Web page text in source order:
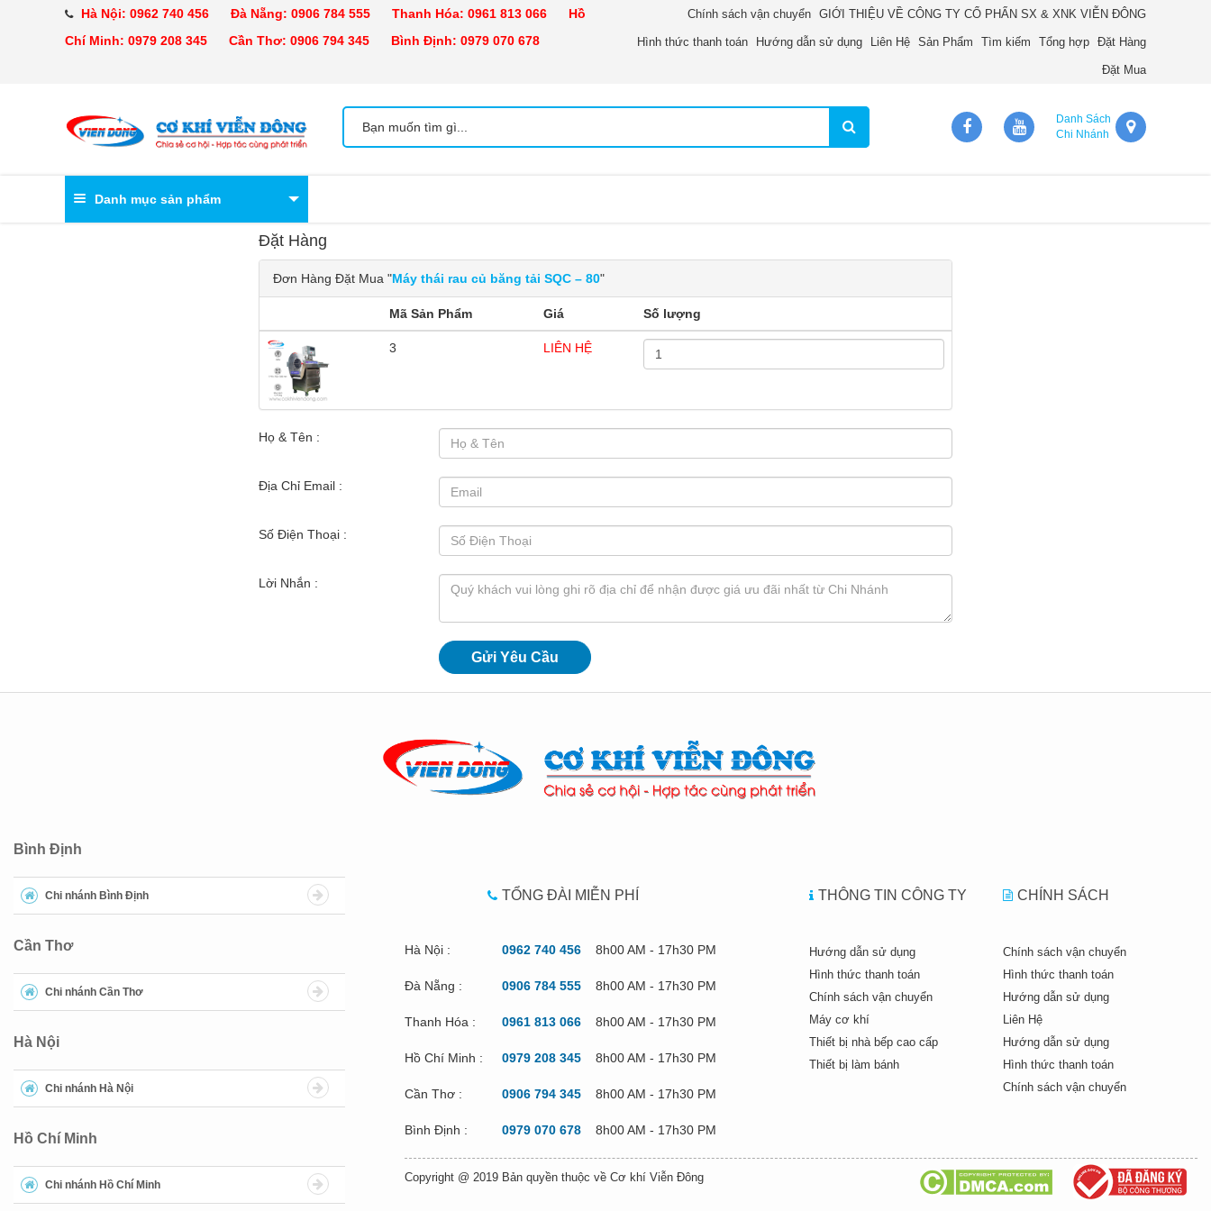
Hà Nội: 0962 740 456 Đà Nẵng: 0906 784 555 Thanh Hóa: 0961 813 066 Hồ
Chí Minh: 0979 208 345 Cần Thơ: 0906 794 345 Bình Định: 0979 070 678
Chính sách vận chuyển GIỚI THIỆU VỀ CÔNG TY CỔ PHẨN SX & XNK VIỄN ĐÔNG
Hình thức thanh toán Hướng dẫn sử dụng Liên Hệ Sản Phẩm Tìm kiếm Tổng hợp Đặt Hàng
Đặt Mua
Danh Sách
Chi Nhánh
Danh mục sản phẩm
Đặt Hàng
Đơn Hàng Đặt Mua "Máy thái rau củ băng tải SQC – 80"
Mã Sản Phẩm Giá Số lượng
3 LIÊN HỆ
Họ & Tên :
Địa Chỉ Email :
Số Điện Thoại :
Lời Nhắn :
Bình Định
Chi nhánh Bình Định
Cần Thơ
Chi nhánh Cần Thơ
Hà Nội
Chi nhánh Hà Nội
Hồ Chí Minh
Chi nhánh Hồ Chí Minh
TỔNG ĐÀI MIỄN PHÍ
Hà Nội : 0962 740 456 8h00 AM - 17h30 PM
Đà Nẵng : 0906 784 555 8h00 AM - 17h30 PM
Thanh Hóa : 0961 813 066 8h00 AM - 17h30 PM
Hồ Chí Minh : 0979 208 345 8h00 AM - 17h30 PM
Cần Thơ : 0906 794 345 8h00 AM - 17h30 PM
Bình Định : 0979 070 678 8h00 AM - 17h30 PM
THÔNG TIN CÔNG TY
Hướng dẫn sử dụng
Hình thức thanh toán
Chính sách vận chuyển
Máy cơ khí
Thiết bị nhà bếp cao cấp
Thiết bị làm bánh
CHÍNH SÁCH
Chính sách vận chuyển
Hình thức thanh toán
Hướng dẫn sử dụng
Liên Hệ
Hướng dẫn sử dụng
Hình thức thanh toán
Chính sách vận chuyển
Copyright @ 2019 Bản quyền thuộc về Cơ khí Viễn Đông